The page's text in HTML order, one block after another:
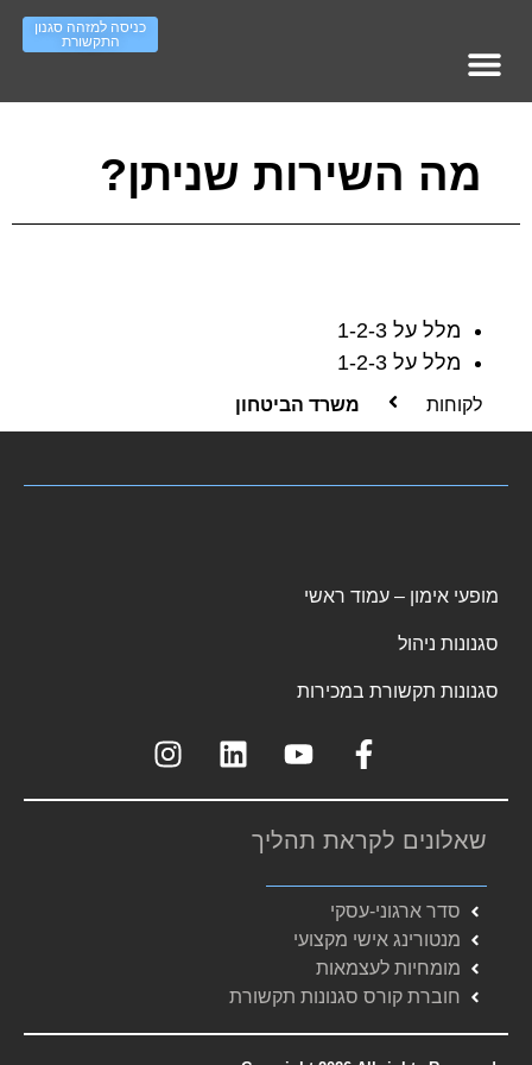
כניסה למזהה סגנון
התקשורת
מה השירות שניתן?
מלל על 1-2-3
מלל על 1-2-3
לקוחות משרד הביטחון
מופעי אימון – עמוד ראשי
סגנונות ניהול
סגנונות תקשורת במכירות
שאלונים לקראת תהליך
סדר ארגוני-עסקי
מנטורינג אישי מקצועי
מומחיות לעצמאות
חוברת קורס סגנונות תקשורת